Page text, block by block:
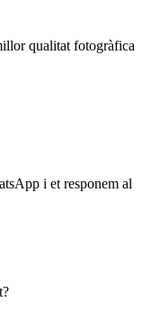
qualitat fotogràfica
i et responem al